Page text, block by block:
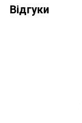
Відгуки